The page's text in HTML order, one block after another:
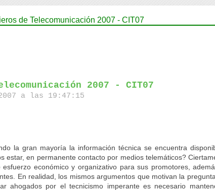
de Telecomunicación 2007 - CIT07
2007 - CIT07
a las 19:47:15
la gran mayoría la información técnica se encuentra
en permanente contacto por medios telemáticos?
económico y organizativo para sus promotores,
En realidad, los mismos argumentos que motivan la
ahogados por el tecnicismo imperante es necesario